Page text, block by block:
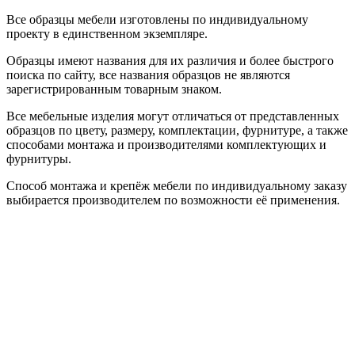
Все образцы мебели изготовлены по индивидуальному
проекту в единственном экземпляре.
Образцы имеют названия для их различия и более быстрого
поиска по сайту, все названия образцов не являются
зарегистрированным товарным знаком.
Все мебельные изделия могут отличаться от представленных
образцов по цвету, размеру, комплектации, фурнитуре, а также
способами монтажа и производителями комплектующих и
фурнитуры.
Способ монтажа и крепёж мебели по индивидуальному заказу
выбирается производителем по возможности её применения.